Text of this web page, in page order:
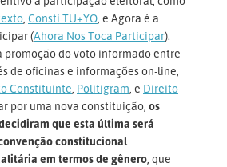
Consti TU+YO , e Agora é a
(Ahora Nos Toca Participar).
promoção do voto informado entre
de oficinas e informações on-line,
Constituinte Politigram , e Direito
por uma nova constituição, os
que esta última será
constitucional
em termos de gênero , que